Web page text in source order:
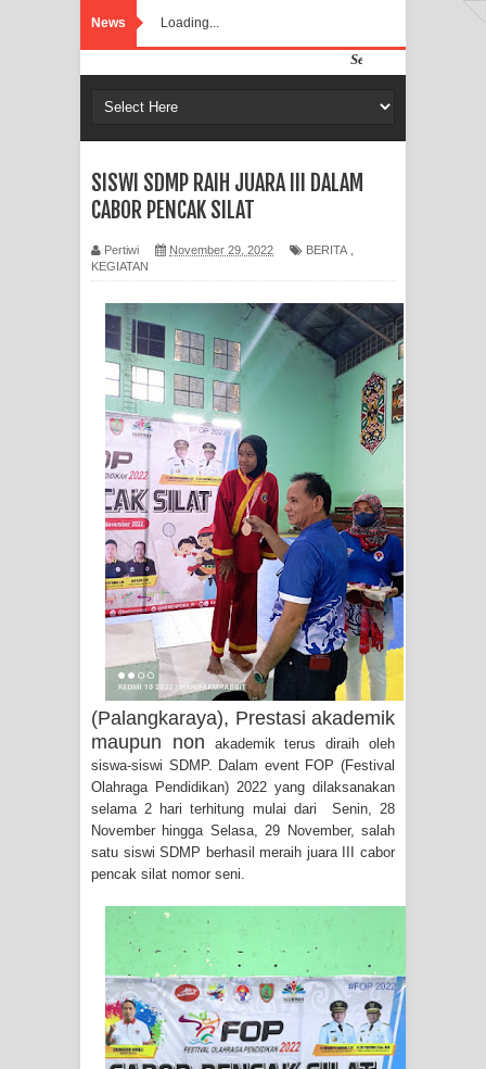
News Loading...
Selamat Datang di Website
SISWI SDMP RAIH JUARA III DALAM
CABOR PENCAK SILAT
Pertiwi November 29, 2022 BERITA
KEGIATAN
(Palangkaraya), Prestasi akademik
maupun non akademik terus diraih oleh
siswa-siswi SDMP. Dalam event FOP (Festival
Olahraga Pendidikan) 2022 yang dilaksanakan
selama 2 hari terhitung mulai dari Senin, 28
November hingga Selasa, 29 November, salah
satu siswi SDMP berhasil meraih juara III cabor
pencak silat nomor seni.